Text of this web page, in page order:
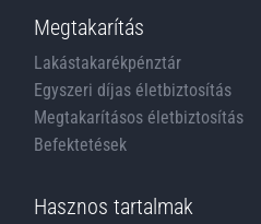
Megtakarítás
Lakástakarékpénztár
Egyszeri díjas életbiztosítás
Megtakarításos életbiztosítás
Befektetések
Hasznos tartalmak